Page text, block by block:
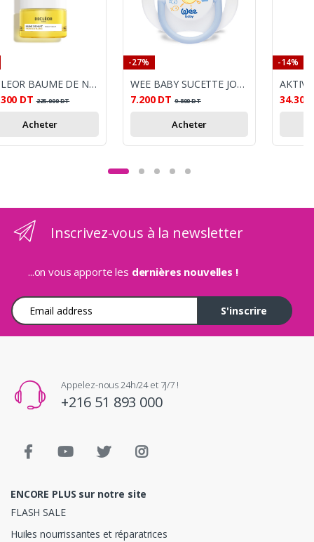
DECLEOR BAUME DE NUIT MAGNOLIA BLANC 15ML
DT 225.000DT
Acheter
-27%
WEE BABY SUCETTE JOUR 0-6 MOIS
7.200 DT 9.800DT
Acheter
-14%
34.300
Inscrivez-vous à la newsletter
...on vous apporte les dernières nouvelles !
Adresse e-mail
S'inscrire
Appelez-nous 24h/24 et 7j/7 !
+216 51 893 000
ENCORE PLUS sur notre site
FLASH SALE
Huiles nourrissantes et réparatrices